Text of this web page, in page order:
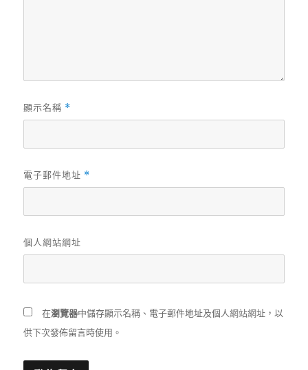
顯示名稱 *
電子郵件地址 *
個人網站網址
在瀏覽器中儲存顯示名稱、電子郵件地址及個人網站網址，以
供下次發佈留言時使用。